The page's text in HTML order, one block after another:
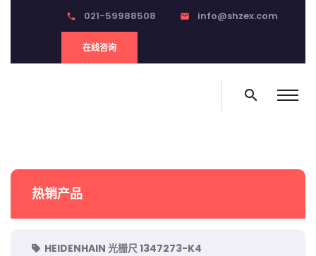
phone 021-59988508 email info@shzex.com
在线咨询
search
热销产品
HEIDENHAIN 光栅尺 1347273-K4